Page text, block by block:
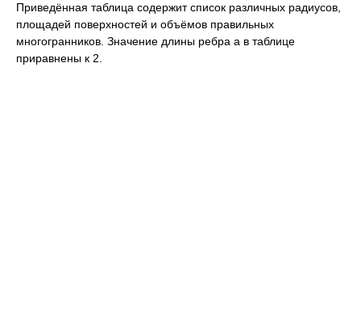
Приведённая таблица содержит список различных радиусов,
площадей поверхностей и объёмов правильных
многогранников. Значение длины ребра a в таблице
приравнены к 2.